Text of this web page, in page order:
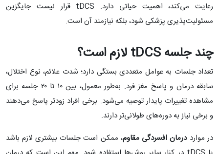
رعایت می‌کند، اهمیت حیاتی دارد. tDCS قرار نیست جایگزین
مسئولیت‌پذیری پزشکی شود، بلکه نیازمند آن است.
چند جلسه لازم است؟
تعداد جلسات به عوامل متعددی بستگی دارد؛ شدت علائم، نوع اختلال،
سابقه درمان و پاسخ مغز فرد. به‌طور معمول، بین ۱۰ تا ۲۰ جلسه برای
مشاهده تغییرات پایدار توصیه می‌شود. برخی افراد زودتر پاسخ می‌دهند
و برخی نیاز به دوره‌های طولانی‌تر دارند.
در موارددرمان افسردگی مقاوم، ممکن است جلسات بیشتری لازم باشد